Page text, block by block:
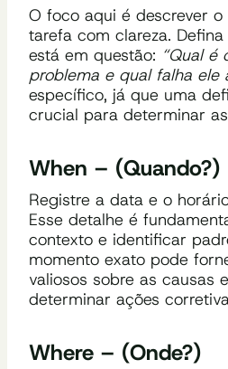
O foco aqui é descrever
tarefa com clareza.
está em questão: “Qual é
problema e qual falha ele
específico, já que uma
crucial para determinar
When – (Quando?)
Registre a data e o
Esse detalhe é
contexto e identificar
momento exato pode
valiosos sobre as causas
determinar ações
Where – (Onde?)